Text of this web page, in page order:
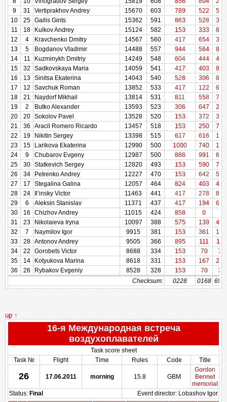
9
31 Vertiprakhov Andrey 15670 603 789 522
500
10
25 Gailis Gints 15362 591 863 528
361
11
18 Kulkov Andrey 15124 582 153 333
844
12
Kravchenko Dmitry 14567 560 417 654
389
13
Bogdanov Vladimir 14488 557 944 564
884
14
11 Kuzminykh Dmitriy 14249 548 604 444
444
15
32 Sadkovskaya Maria 14059 541 417 403
853
16
13 Sinitsa Ekaterina 14043 540 528 306
841
17
12 Savchuk Roman 13852 533 417 122
649
18
21 Naydorf Mikhail 13814 531 811 558
701
19
Butko Alexander 13593 523 306 647
222
20
20 Sokolov Pavel 13528 520 153 372
333
21
36 Aracil Romero Ricardo 13457 518 153 250
703
22
19 Nikitin Sergey 13398 515 617 616
167
23
15 Larikova Ekaterina 12990 500 1000 740
139
24
Chubarov Evgeny 12987 500 886 991
600
25
30 Statkevich Sergey 12820 493 153 590
769
26
34 Petrenko Andrey 12227 470 153 642
528
27
17 Stegalina Galina 12057 464 824 403
417
28
24 Il’insky Victor 11463 441 417 278
877
29
Aleksin Stanislav 11371 437 417 194
671
30
16 Chizhov Andrey 11015 424 858 0
31
23 Nikolaieva Iryna 10097 388 575 139
472
32
Naymilov Igor 9915 381 153 361
194
33
28 Antonov Andrey 9505 366 895 111
111
34
22 Gorobets Victor 8688 334 153 70
70
35
14 Kotyukova Marina 8618 331 153 167
278
36
26 Rybakov Evgeniy 8528 328 153 70
70
Checksum:
0228 0168
9
31 Vertiprakhov Andrey 15670
603
10
25 Gailis Gints 15362
591
11
18 Kulkov Andrey 15124
582
12
4 Kravchenko Dmitry 14567
560
13
5 Bogdanov Vladimir 14488
557
14
11 Kuzminykh Dmitriy 14249
548
15
32 Sadkovskaya Maria 14059
541
16
13 Sinitsa Ekaterina 14043
540
17
12 Savchuk Roman 13852
533
18
21 Naydorf Mikhail 13814
531
19
2 Butko Alexander 13593
523
20
20 Sokolov Pavel 13528
520
21
36 Aracil Romero Ricardo 13457
518
22
19 Nikitin Sergey 13398
515
23
15 Larikova Ekaterina 12990
500
24
9 Chubarov Evgeny 12987
500
25
30 Statkevich Sergey 12820
493
26
34 Petrenko Andrey 12227
470
27
17 Stegalina Galina 12057
464
28
24 Il’insky Victor 11463
441
29
6 Aleksin Stanislav 11371
437
30
16 Chizhov Andrey 11015
424
31
23 Nikolaieva Iryna 10097
388
32
7 Naymilov Igor 9915
381
33
28 Antonov Andrey 9505
366
34
22 Gorobets Victor 8688
334
35
14 Kotyukova Marina 8618
331
36
26 Rybakov Evgeniy 8528
328
Checksum:
up ↑
16-я Международная встреча
воздухоплавателей
Task score sheet
Task №
Flight Time Rules Code Title
26 17.06.2011 morning 15.8 GBM
Gordon
Bennet
memorial
Status: Final
Event director: Lobashov Igor